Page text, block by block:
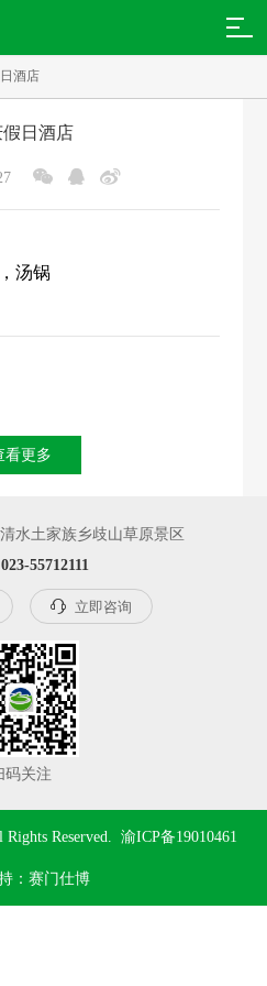
酒店
日酒店
  
汤锅
看更多
水土家族乡歧山草原景区
023-55712111
 立即咨询
码关注
Reserved. 渝ICP备19010461
：赛门仕博